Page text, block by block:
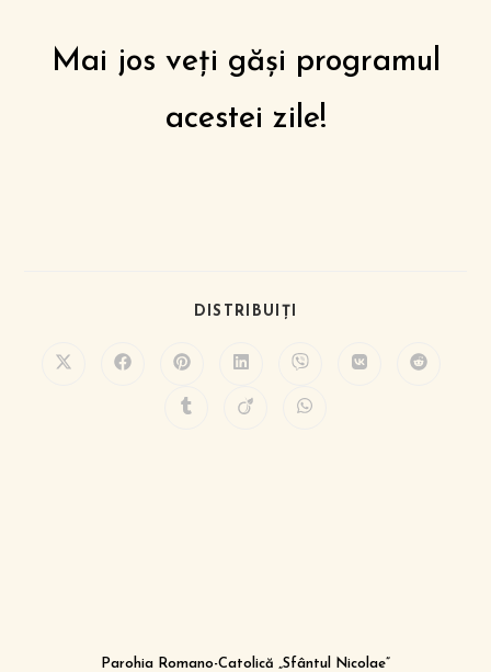
Mai jos veți găși programul
acestei zile!
DISTRIBUIȚI
Parohia Romano-Catolică „Sfântul Nicolae”